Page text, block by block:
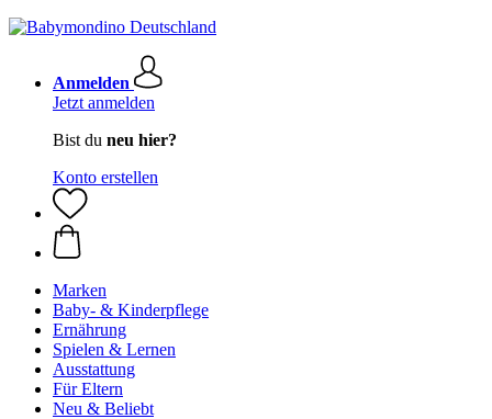
Anmelden
Jetzt anmelden
Bist du neu hier?
Konto erstellen
Marken
Baby- & Kinderpflege
Ernährung
Spielen & Lernen
Ausstattung
Für Eltern
Neu & Beliebt